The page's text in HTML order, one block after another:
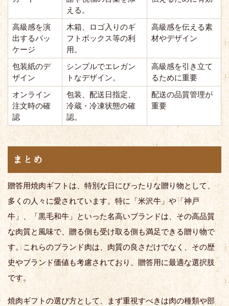
える。
高級感を演
出するパッ
ケージ
木箱、ロゴ入りのギ
フトボックス等の利
用。
高級感を伝える素
材やデザイン
包装紙のデ
ザイン
シンプルでエレガン
トなデザイン。
高級感を引き立て
るために重要
オンライン
注文時の確
認
包装、配送日指定、
冷蔵・冷凍状態の確
認。
配送の品質管理が
重要
まとめ
贈答用焼肉ギフトは、特別な日にぴったりな贈り物として、
多くの人々に愛されています。特に「米沢牛」や「神戸
牛」、「黒毛和牛」といった名高いブランドは、その高品質
な肉質と風味で、贈る側も受け取る側も満足できる贈り物で
す。これらのブランド肉は、肉質の良さだけでなく、その歴
史やブランド価値も考慮されており、贈答用に最適な選択肢
です。
焼肉ギフトの選び方として、まず重視すべきは肉の種類や部